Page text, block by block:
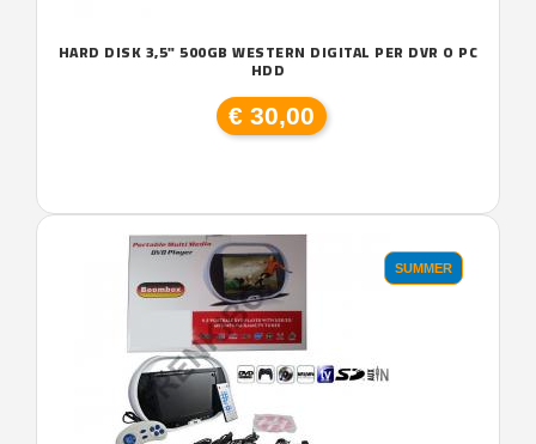
HARD DISK 3,5" 500GB WESTERN DIGITAL PER DVR O PC
HDD
€ 30,00
SUMMER